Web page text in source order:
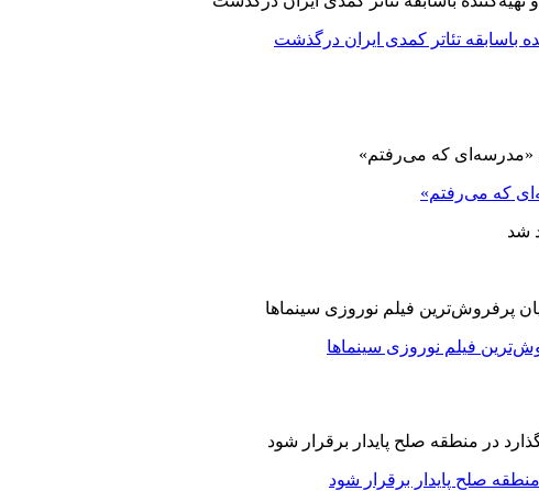
باسابقه تئاتر کمدی ایران درگذشت
که می‌رفتم»
فیلم نوروزی سینماها
صلح پایدار برقرار شود